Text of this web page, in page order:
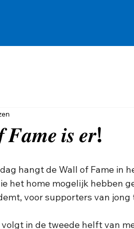
𝑭𝒂𝒎𝒆 𝒊𝒔 𝒆𝒓!
hangt de Wall of Fame in
het home mogelijk hebben
voor supporters van jong
in de tweede helft van